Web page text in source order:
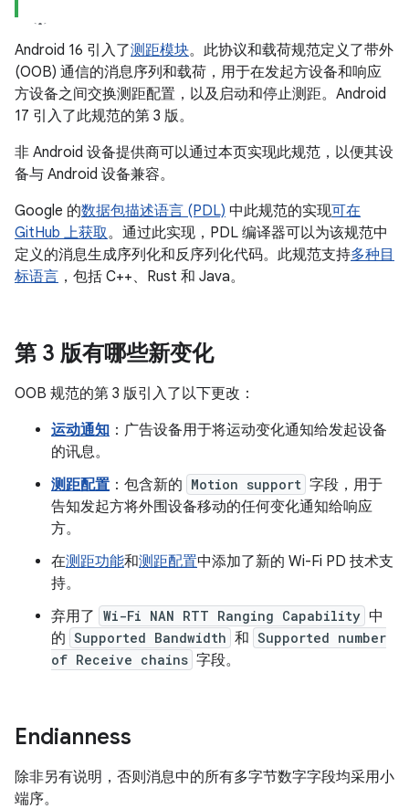
Android 16 引入了测距模块。此协议和载荷规范定义了带外
(OOB) 通信的消息序列和载荷，用于在发起方设备和响应
方设备之间交换测距配置，以及启动和停止测距。Android
17 引入了此规范的第 3 版。
非 Android 设备提供商可以通过本页实现此规范，以便其设
备与 Android 设备兼容。
Google 的数据包描述语言 (PDL) 中此规范的实现可在
GitHub 上获取。通过此实现，PDL 编译器可以为该规范中
定义的消息生成序列化和反序列化代码。此规范支持多种目
标语言 ，包括 C++、Rust 和 Java。
第 3 版有哪些新变化
OOB 规范的第 3 版引入了以下更改：
运动通知 ：广告设备用于将运动变化通知给发起设备
的讯息。
测距配置 ：包含新的 Motion support 字段，用于
告知发起方将外围设备移动的任何变化通知给响应
方。
在测距功能和测距配置中添加了新的 Wi-Fi PD 技术支
持。
弃用了 Wi-Fi NAN RTT Ranging Capability 中
的 Supported Bandwidth 和 Supported number
of Receive chains 字段。
Endianness
除非另有说明，否则消息中的所有多字节数字字段均采用小
端序。